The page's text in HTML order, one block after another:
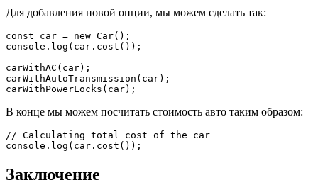
Для добавления новой опции, мы можем сделать так:
const car = new Car();
console.log(car.cost());
carWithAC(car);
carWithAutoTransmission(car);
carWithPowerLocks(car);
В конце мы можем посчитать стоимость авто таким образом:
// Calculating total cost of the car
console.log(car.cost());
Заключение